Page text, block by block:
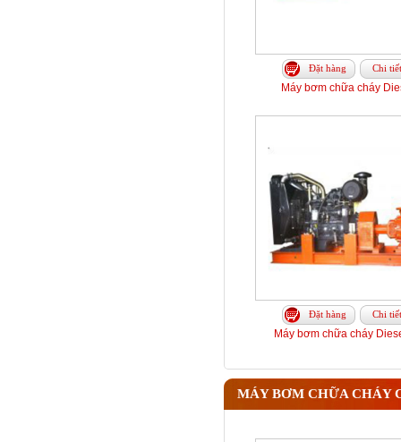
Đặt hàng Chi tiết
Máy bơm chữa cháy
Đặt hàng Chi tiết
Máy bơm chữa cháy
MÁY BƠM CHỮA CHÁY